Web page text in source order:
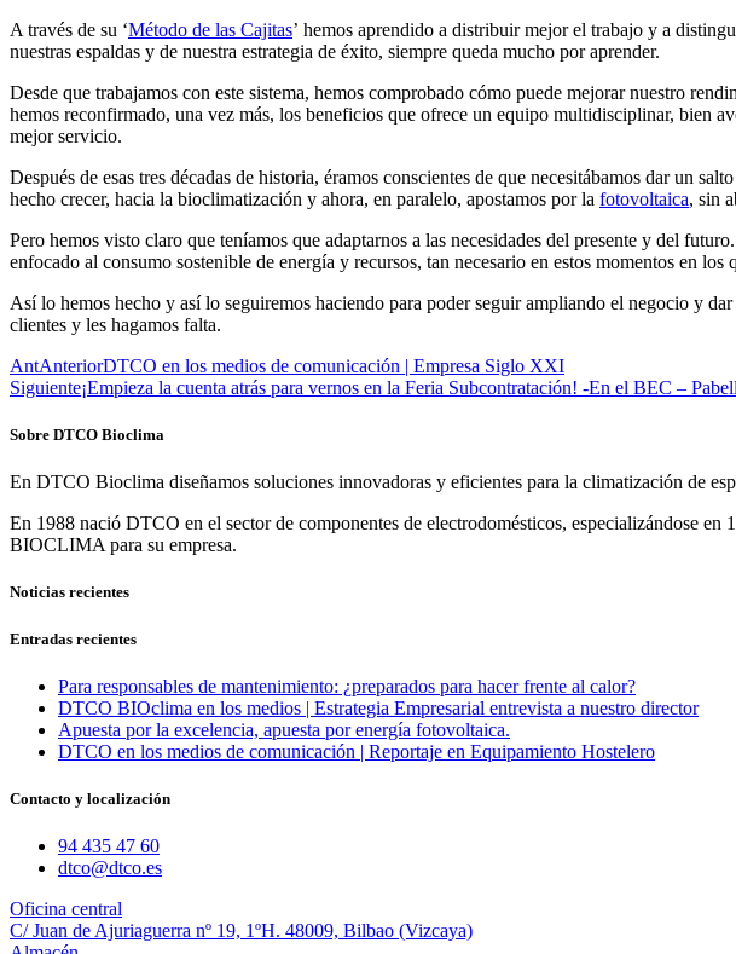
A través de su ‘Método de las Cajitas’ hemos aprendido a distribuir mejor el trabajo y a
nuestras espaldas y de nuestra estrategia de éxito, siempre queda mucho por aprender.
Desde que trabajamos con este sistema, hemos comprobado cómo puede mejorar nuestro
hemos reconfirmado, una vez más, los beneficios que ofrece un equipo multidisciplinar, bien
mejor servicio.
Después de esas tres décadas de historia, éramos conscientes de que necesitábamos dar un
hecho crecer, hacia la bioclimatización y ahora, en paralelo, apostamos por la fotovoltaica, sin
Pero hemos visto claro que teníamos que adaptarnos a las necesidades del presente y del
enfocado al consumo sostenible de energía y recursos, tan necesario en estos momentos en
Así lo hemos hecho y así lo seguiremos haciendo para poder seguir ampliando el negocio y
clientes y les hagamos falta.
AntAnteriorDTCO en los medios de comunicación | Empresa Siglo XXI
Siguiente¡Empieza la cuenta atrás para vernos en la Feria Subcontratación! -En el BEC –
Sobre DTCO Bioclima
En DTCO Bioclima diseñamos soluciones innovadoras y eficientes para la climatización de
En 1988 nació DTCO en el sector de componentes de electrodomésticos, especializándose
BIOCLIMA para su empresa.
Noticias recientes
Entradas recientes
Para responsables de mantenimiento: ¿preparados para hacer frente al calor?
DTCO BIOclima en los medios | Estrategia Empresarial entrevista a nuestro director
Apuesta por la excelencia, apuesta por energía fotovoltaica.
DTCO en los medios de comunicación | Reportaje en Equipamiento Hostelero
Contacto y localización
94 435 47 60
dtco@dtco.es
Oficina central
C/ Juan de Ajuriaguerra nº 19, 1ºH. 48009, Bilbao (Vizcaya)